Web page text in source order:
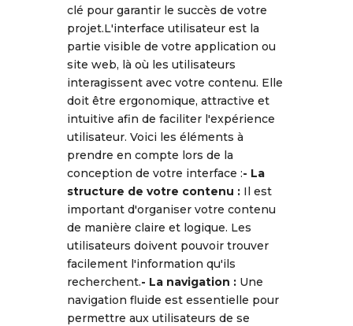
clé pour garantir le succès de votre
projet.L'interface utilisateur est la
partie visible de votre application ou
site web, là où les utilisateurs
interagissent avec votre contenu. Elle
doit être ergonomique, attractive et
intuitive afin de faciliter l'expérience
utilisateur. Voici les éléments à
prendre en compte lors de la
conception de votre interface :- La
structure de votre contenu : Il est
important d'organiser votre contenu
de manière claire et logique. Les
utilisateurs doivent pouvoir trouver
facilement l'information qu'ils
recherchent.- La navigation : Une
navigation fluide est essentielle pour
permettre aux utilisateurs de se